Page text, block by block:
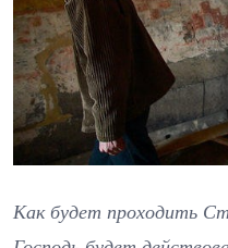
Как будет проходить